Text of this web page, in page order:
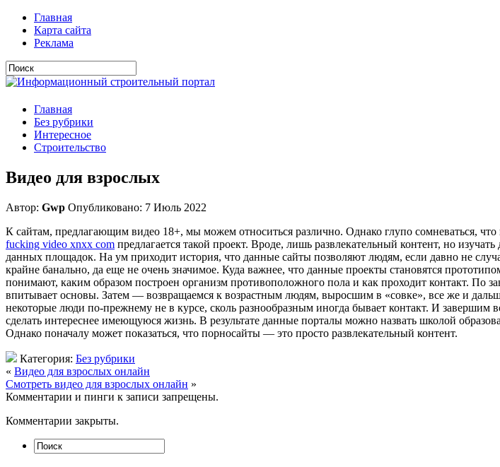
Главная
Карта сайта
Реклама
Главная
Без рубрики
Интересное
Строительство
Видео для взрослых
Автор: Gwp Опубликовано: 7 Июль 2022
К сайтам, предлагающим видео 18+, мы можем относиться различно. Однако глупо сомневаться,
fucking video xnxx com предлагается такой проект. Вроде, лишь развлекательный контент, но
данных площадок. На ум приходит история, что данные сайты позволяют людям, если давно не
крайне банально, да еще не очень значимое. Куда важнее, что данные проекты становятся
понимают, каким образом построен организм противоположного пола и как проходит контакт. По
впитывает основы. Затем — возвращаемся к возрастным людям, выросшим в «совке», все же и
некоторые люди по-прежнему не в курсе, сколь разнообразным иногда бывает контакт. И
сделать интереснее имеющуюся жизнь. В результате данные порталы можно назвать школой
Однако поначалу может показаться, что порносайты — это просто развлекательный контент.
Категория: Без рубрики
« Видео для взрослых онлайн
Смотреть видео для взрослых онлайн »
Комментарии и пинги к записи запрещены.
Комментарии закрыты.